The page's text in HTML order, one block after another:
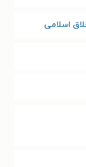
اسلامی